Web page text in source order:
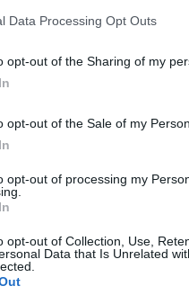
Data Processing Opt Outs
opt-out of the Sharing of my
opt-out of the Sale of my
opt-out of processing my
opt-out of Collection, Use,
Data that Is Unrelated
radní podala
haldy